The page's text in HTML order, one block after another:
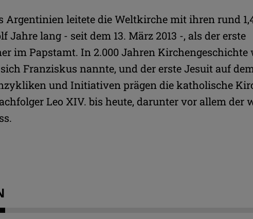
Argentinien leitete die Weltkirche mit ihren rund
Jahre lang - seit dem 13. März 2013 -, als der erste
im Papstamt. In 2.000 Jahren Kirchengeschichte
Franziskus nannte, und der erste Jesuit auf
und Initiativen prägen die katholische
Leo XIV. bis heute, darunter vor allem der